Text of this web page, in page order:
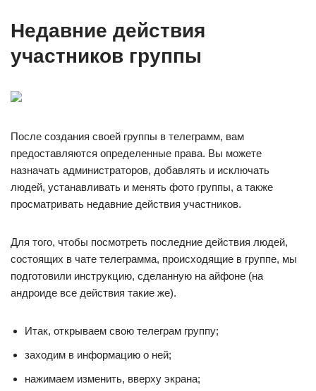
Недавние действия
участников группы
После создания своей группы в телеграмм, вам
предоставляются определенные права. Вы можете
назначать администраторов, добавлять и исключать
людей, устанавливать и менять фото группы, а также
просматривать недавние действия участников.
Для того, чтобы посмотреть последние действия людей,
состоящих в чате телеграмма, происходящие в группе, мы
подготовили инструкцию, сделанную на айфоне (на
андроиде все действия такие же).
Итак, открываем свою телеграм группу;
заходим в информацию о ней;
нажимаем изменить, вверху экрана;